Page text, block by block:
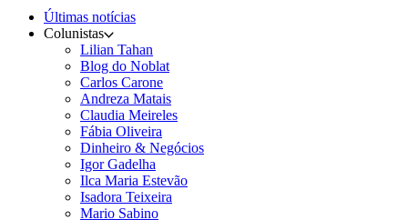
Últimas notícias
Colunistas
Lilian Tahan
Blog do Noblat
Carlos Carone
Andreza Matais
Claudia Meireles
Fábia Oliveira
Dinheiro & Negócios
Igor Gadelha
Ilca Maria Estevão
Isadora Teixeira
Mario Sabino